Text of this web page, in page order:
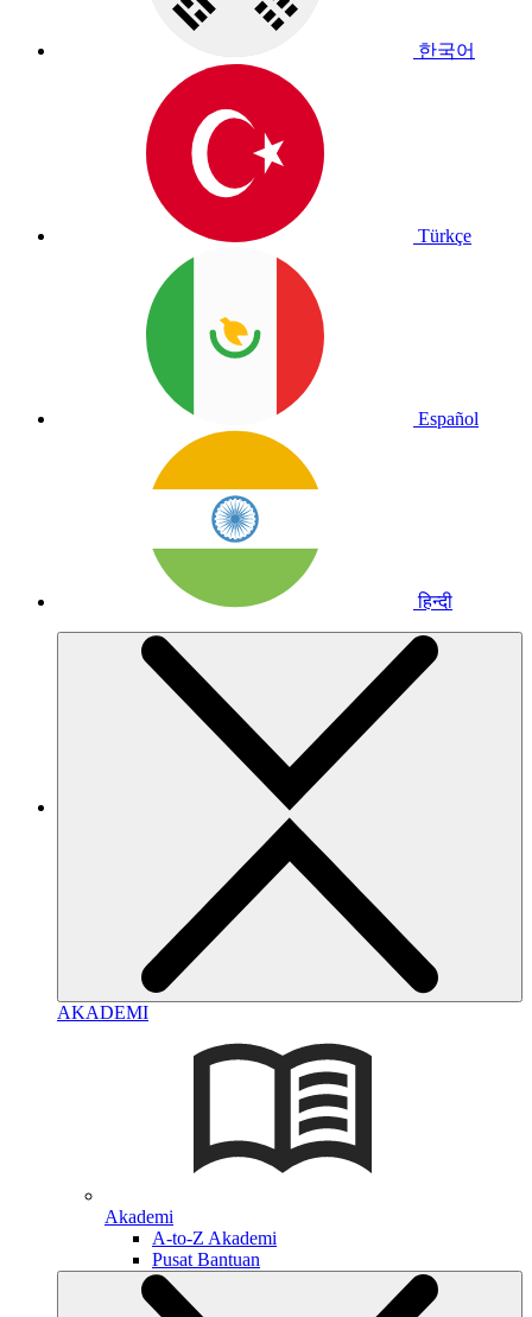
한국어
Türkçe
Español
हिन्दी
AKADEMI
Akademi
A-to-Z Akademi
Pusat Bantuan